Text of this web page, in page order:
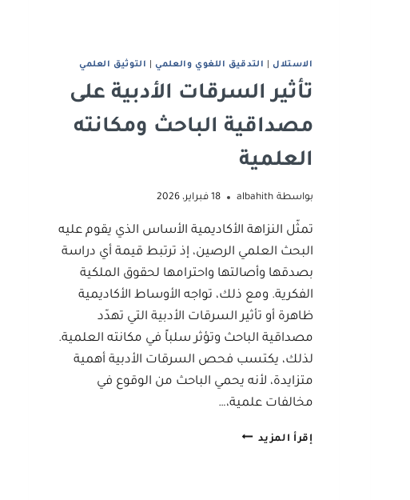
الاستلال التدقيق اللغوي والعلمي التوثيق العلمي
تأثير السرقات الأدبية على
مصداقية الباحث ومكانته
العلمية
بواسطة albahith 18 فبراير، 2026
تمثّل النزاهة الأكاديمية الأساس الذي يقوم عليه
البحث العلمي الرصين، إذ ترتبط قيمة أي دراسة
بصدقها وأصالتها واحترامها لحقوق الملكية
الفكرية. ومع ذلك، تواجه الأوساط الأكاديمية
ظاهرة أو تأثير السرقات الأدبية التي تهدّد
مصداقية الباحث وتؤثر سلباً في مكانته العلمية.
لذلك، يكتسب فحص السرقات الأدبية أهمية
متزايدة، لأنه يحمي الباحث من الوقوع في
مخالفات علمية،…
إقرأ المزيد تأثير